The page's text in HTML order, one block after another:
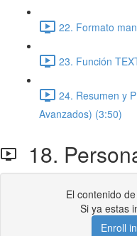
22. Formato
23. Función
24. Resumen y
Avanzados) (3:50)
18.
El contenido
Si ya estas
Enroll